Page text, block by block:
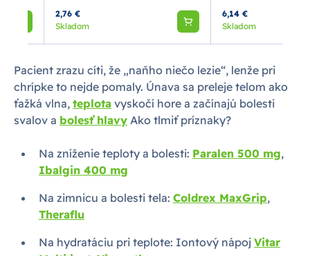
2,76 €
Skladom
6,14 €
Skladom
Pacient zrazu cíti, že „naňho niečo lezie“, lenže pri
chrípke to nejde pomaly. Únava sa preleje telom ako
ťažká vlna, teplota vyskočí hore a začínajú bolesti
svalov a bolesť hlavy Ako tlmiť príznaky?
Na zníženie teploty a bolesti: Paralen 500 mg,
Ibalgin 400 mg
Na zimnicu a bolesti tela: Coldrex MaxGrip,
Theraflu
Na hydratáciu pri teplote: Iontový nápoj Vitar